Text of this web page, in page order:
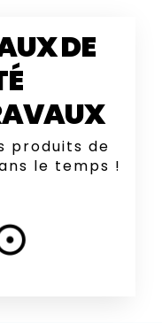
DE
produits de
le temps !